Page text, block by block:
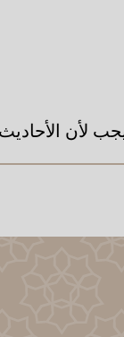
يجب لأن